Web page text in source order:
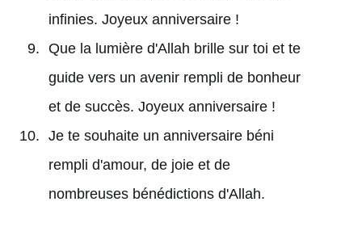
infinies. Joyeux anniversaire !
Que la lumière d'Allah brille sur toi et te
guide vers un avenir rempli de bonheur
et de succès. Joyeux anniversaire !
Je te souhaite un anniversaire béni
rempli d'amour, de joie et de
nombreuses bénédictions d'Allah.